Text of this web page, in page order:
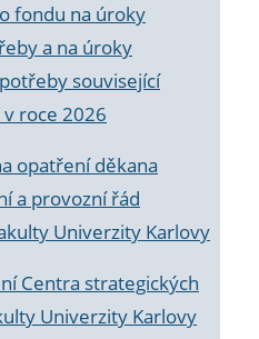
fondu na úroky
a na úroky
související
roce 2026
opatření děkana
a provozní řád
Univerzity Karlovy
Centra strategických
Univerzity Karlovy